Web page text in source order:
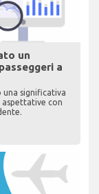
un
a
significativa
aspettative con